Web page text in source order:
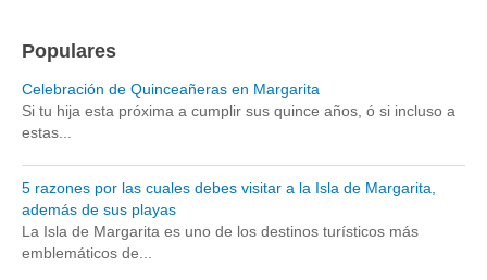
Populares
Celebración de Quinceañeras en Margarita
Si tu hija esta próxima a cumplir sus quince años, ó si incluso a
estas...
5 razones por las cuales debes visitar a la Isla de Margarita,
además de sus playas
La Isla de Margarita es uno de los destinos turísticos más
emblemáticos de...